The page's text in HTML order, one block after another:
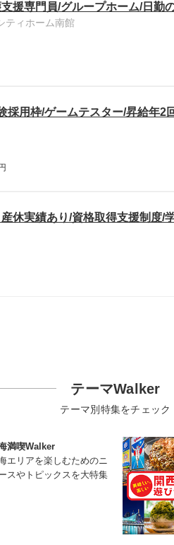
援専門員/グループホーム/日勤
ティホーム南館
採用枠/ゲームテスター/昇給年2
休実績あり/資格取得支援制度/
テーマWalker
テーマ別特集をチェック
満喫Walker
エリアを楽しむためのニ
スやトピックスを大特集